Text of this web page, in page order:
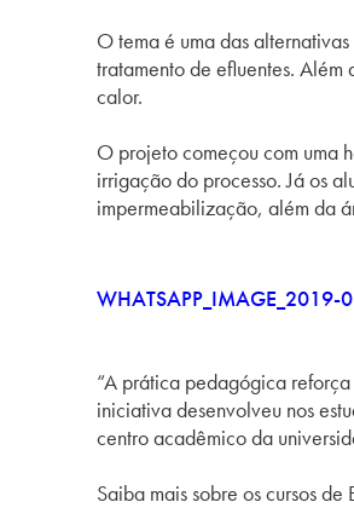
O tema é uma das
tratamento de efluentes.
calor.
O projeto começou com uma
irrigação do processo. Já os
impermeabilização, além da
WHATSAPP_IMAGE_2019-
“A prática pedagógica
iniciativa desenvolveu nos
centro acadêmico da
Saiba mais sobre os cursos